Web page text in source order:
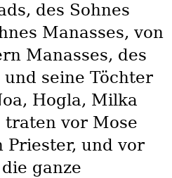
des Sohnes
Manasses, von
Manasses, des
und seine Töchter
Hogla, Milka
traten vor Mose
Priester, und vor
ganze